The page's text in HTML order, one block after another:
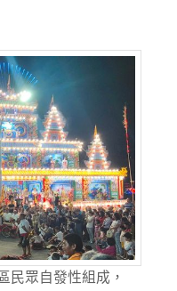
民眾自發性組成，